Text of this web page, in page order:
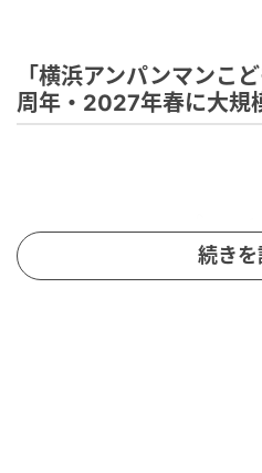
「横浜アンパンマンこ
周年・2027年春に大規
続きを